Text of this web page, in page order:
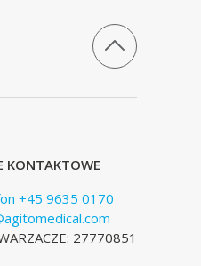
KONTAKTOWE
+45 9635 0170
27770851